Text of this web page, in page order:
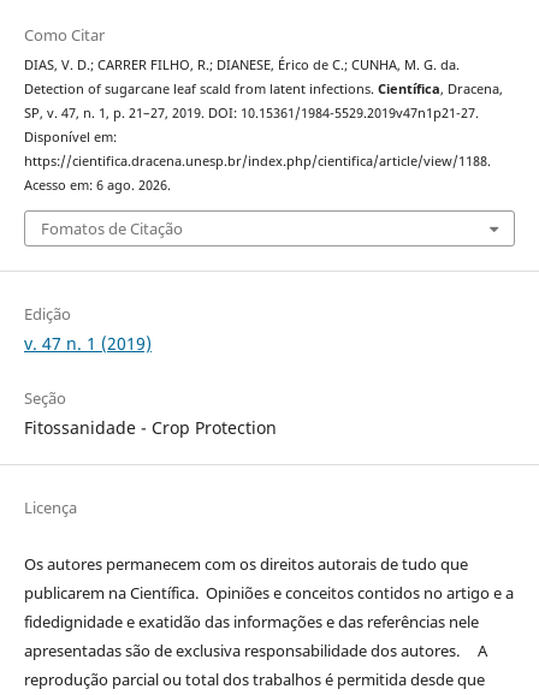
Como Citar
DIAS, V. D.; CARRER FILHO, R.; DIANESE, Érico de C.; CUNHA, M. G. da.
Detection of sugarcane leaf scald from latent infections. Científica, Dracena,
SP, v. 47, n. 1, p. 21–27, 2019. DOI: 10.15361/1984-5529.2019v47n1p21-27.
Disponível em:
https://cientifica.dracena.unesp.br/index.php/cientifica/article/view/1188.
Acesso em: 6 ago. 2026.
Fomatos de Citação
Edição
v. 47 n. 1 (2019)
Seção
Fitossanidade - Crop Protection
Licença
Os autores permanecem com os direitos autorais de tudo que
publicarem na Científica. Opiniões e conceitos contidos no artigo e a
fidedignidade e exatidão das informações e das referências nele
apresentadas são de exclusiva responsabilidade dos autores. A
reprodução parcial ou total dos trabalhos é permitida desde que